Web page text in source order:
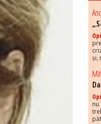
și,
nu